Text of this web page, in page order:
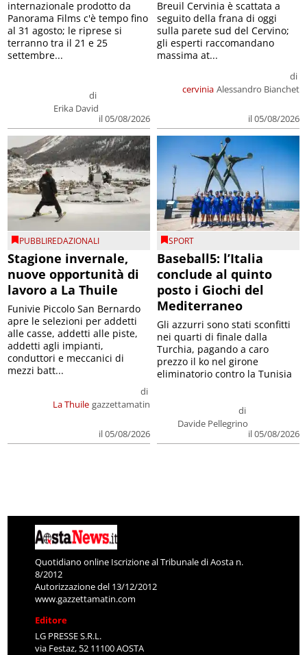
di
Erika David
il 05/08/2026
internazionale prodotto da
Panorama Films c'è tempo fino
al 31 agosto; le riprese si
terranno tra il 21 e 25
settembre...
cervinia
di
Alessandro Bianchet
il 05/08/2026
Breuil Cervinia è scattata a
seguito della frana di oggi
sulla parete sud del Cervino;
gli esperti raccomandano
massima at...
PUBBLIREDAZIONALI
Stagione invernale,
nuove opportunità di
lavoro a La Thuile
La Thuile
di
gazzettamatin
il 05/08/2026
Funivie Piccolo San Bernardo
apre le selezioni per addetti
alle casse, addetti alle piste,
addetti agli impianti,
conduttori e meccanici di
mezzi batt...
SPORT
Baseball5: l’Italia
conclude al quinto
posto i Giochi del
Mediterraneo
di
Davide Pellegrino
il 05/08/2026
Gli azzurri sono stati sconfitti
nei quarti di finale dalla
Turchia, pagando a caro
prezzo il ko nel girone
eliminatorio contro la Tunisia
Quotidiano online Iscrizione al Tribunale di Aosta n.
8/2012
Autorizzazione del 13/12/2012
www.gazzettamatin.com
Editore
LG PRESSE S.R.L.
via Festaz, 52 11100 AOSTA